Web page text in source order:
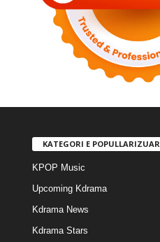
KATEGORI E POPULLARIZUAR
KPOP Music
Upcoming Kdrama
Kdrama News
Kdrama Stars